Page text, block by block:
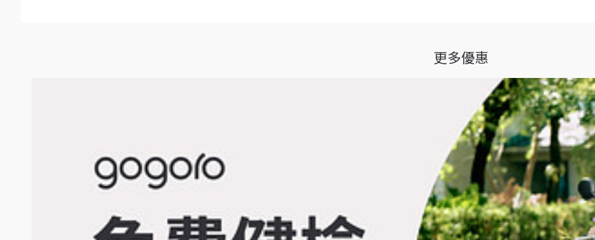
2.2 參加人同意，經成功投遞至「贈品寄送地址」即視為獎品交付完成。如 Gogoro 無法成功投遞獎品或聯繫到參加人（以主動聯絡 3 次為限），
參加人至晚應於 2021年4月5日 前至本活動網站登錄活動資訊，參加人未依前揭期限前於本活動頁面填寫相關資訊，均視同放棄其抽獎及受贈資格
每人於活動期間僅有乙次抽獎機會，若有重複登錄行為進而影響活動公平性，Gogoro 有權不需說明，直接刪除得獎者之抽獎和得獎資格，並採順位候
參加人應確保提供資料之正確性，如因資料有誤或無法成功聯繫（以主動聯絡 3 次為限）獲選之參加人時，視為該參加人放棄參加資格，
參加人不得要求 Gogoro 將獎品折現、替換為其他物品，或將受贈資格移轉予他人；參加人不得轉售獎品。
更多優惠